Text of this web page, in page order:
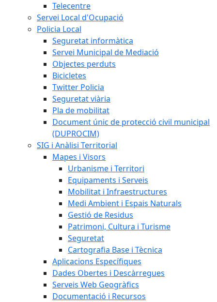
Telecentre
Servei Local d'Ocupació
Policia Local
Seguretat informàtica
Servei Municipal de Mediació
Objectes perduts
Bicicletes
Twitter Policia
Seguretat viària
Pla de mobilitat
Document únic de protecció civil municipal
(DUPROCIM)
SIG i Anàlisi Territorial
Mapes i Visors
Urbanisme i Territori
Equipaments i Serveis
Mobilitat i Infraestructures
Medi Ambient i Espais Naturals
Gestió de Residus
Patrimoni, Cultura i Turisme
Seguretat
Cartografia Base i Tècnica
Aplicacions Específiques
Dades Obertes i Descàrregues
Serveis Web Geogràfics
Documentació i Recursos